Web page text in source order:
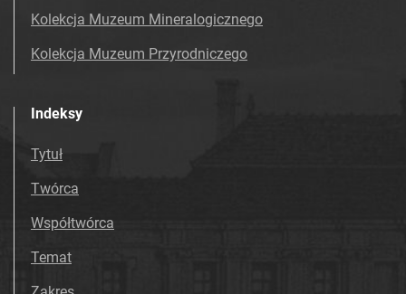
Kolekcja Muzeum Mineralogicznego
Kolekcja Muzeum Przyrodniczego
Indeksy
Tytuł
Twórca
Współtwórca
Temat